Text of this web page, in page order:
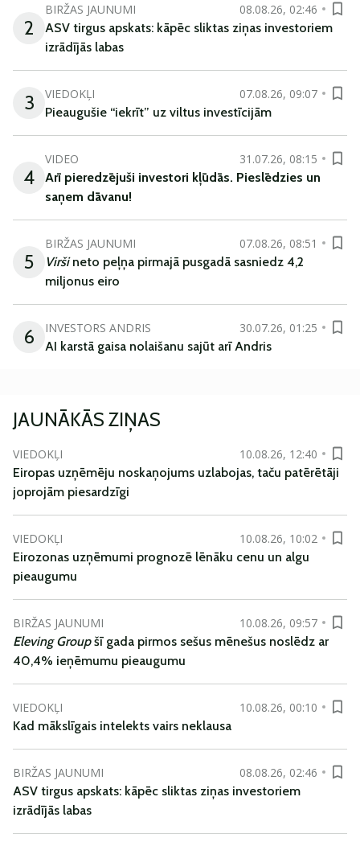
2
BIRŽAS JAUNUMI
08.08.26, 02:46
ASV tirgus apskats: kāpēc sliktas ziņas investoriem
izrādījās labas
3 VIEDOKĻI
07.08.26, 09:07
Pieaugušie “iekrīt” uz viltus investīcijām
4
VIDEO
31.07.26, 08:15
Arī pieredzējuši investori kļūdās. Pieslēdzies un
saņem dāvanu!
5
BIRŽAS JAUNUMI
07.08.26, 08:51
Viršineto peļņa pirmajā pusgadā sasniedz 4,2
miljonus eiro
6 INVESTORS ANDRIS
30.07.26, 01:25
AI karstā gaisa nolaišanu sajūt arī Andris
JAUNĀKĀS ZIŅAS
VIEDOKĻI
10.08.26, 12:40
Eiropas uzņēmēju noskaņojums uzlabojas, taču patērētāji
joprojām piesardzīgi
VIEDOKĻI
10.08.26, 10:02
Eirozonas uzņēmumi prognozē lēnāku cenu un algu
pieaugumu
BIRŽAS JAUNUMI
10.08.26, 09:57
Eleving Groupšī gada pirmos sešus mēnešus noslēdz ar
40,4% ieņēmumu pieaugumu
VIEDOKĻI
10.08.26, 00:10
Kad mākslīgais intelekts vairs neklausa
BIRŽAS JAUNUMI
08.08.26, 02:46
ASV tirgus apskats: kāpēc sliktas ziņas investoriem
izrādījās labas